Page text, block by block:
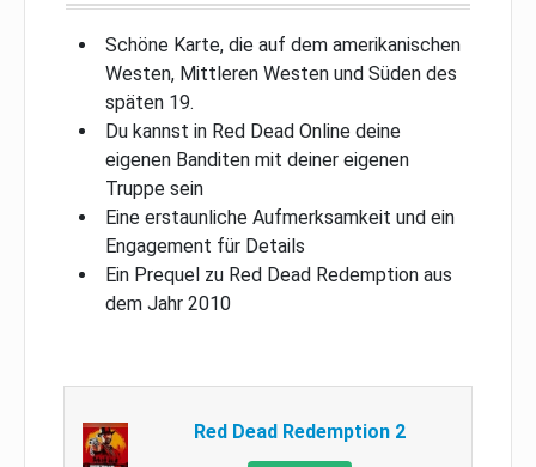
Schöne Karte, die auf dem amerikanischen
Westen, Mittleren Westen und Süden des
späten 19.
Du kannst in Red Dead Online deine
eigenen Banditen mit deiner eigenen
Truppe sein
Eine erstaunliche Aufmerksamkeit und ein
Engagement für Details
Ein Prequel zu Red Dead Redemption aus
dem Jahr 2010
Red Dead Redemption 2